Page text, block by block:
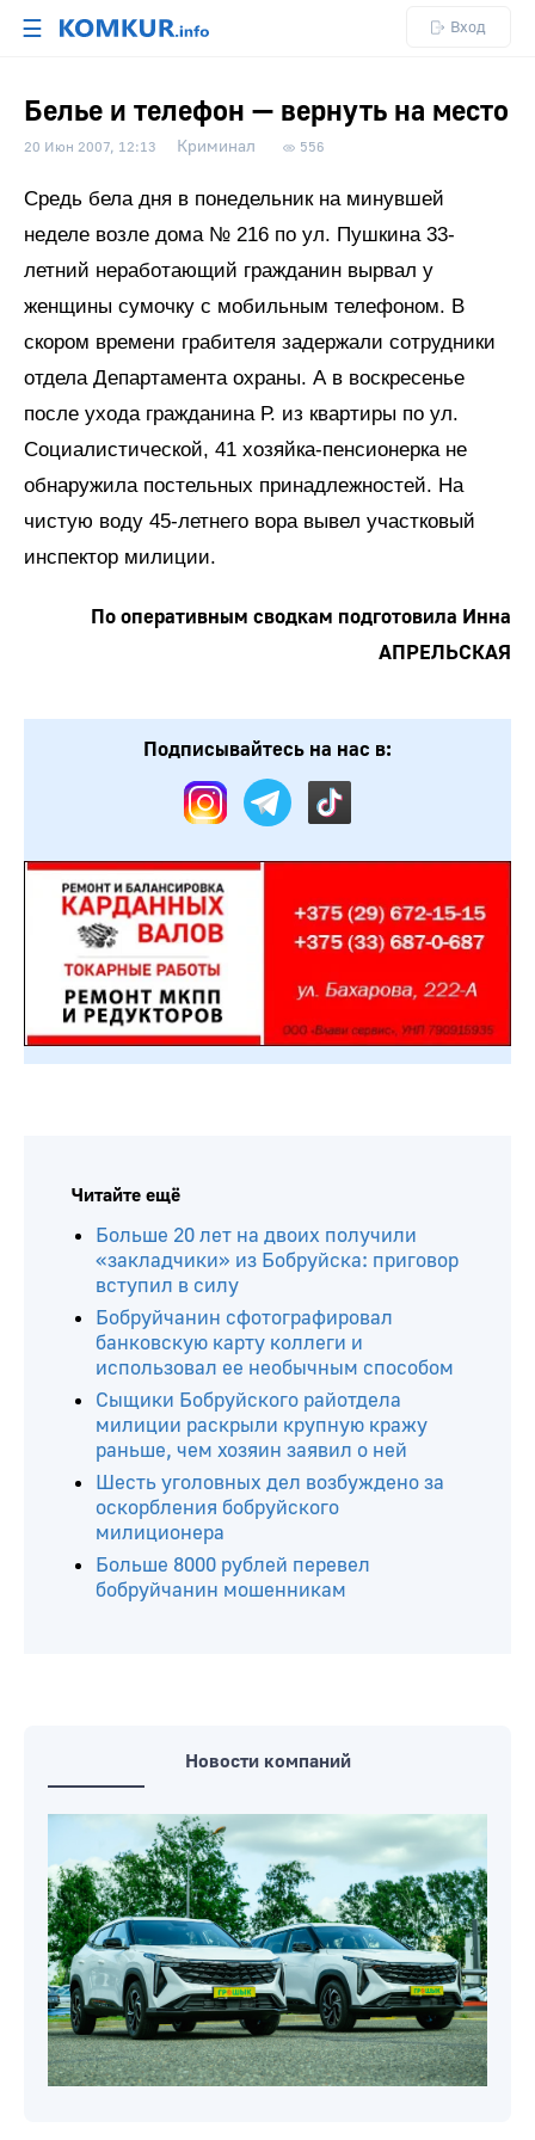
☰ Вход
Белье и телефон — вернуть на место
20 Июн 2007, 12:13 Криминал 556
Средь бела дня в понедельник на минувшей
неделе возле дома № 216 по ул. Пушкина 33-
летний неработающий гражданин вырвал у
женщины сумочку с мобильным телефоном. В
скором времени грабителя задержали сотрудники
отдела Департамента охраны. А в воскресенье
после ухода гражданина Р. из квартиры по ул.
Социалистической, 41 хозяйка-пенсионерка не
обнаружила постельных принадлежностей. На
чистую воду 45-летнего вора вывел участковый
инспектор милиции.
По оперативным сводкам подготовила Инна
АПРЕЛЬСКАЯ
Подписывайтесь на нас в:
Читайте ещё
Больше 20 лет на двоих получили
«закладчики» из Бобруйска: приговор
вступил в силу
Бобруйчанин сфотографировал
банковскую карту коллеги и
использовал ее необычным способом
Сыщики Бобруйского райотдела
милиции раскрыли крупную кражу
раньше, чем хозяин заявил о ней
Шесть уголовных дел возбуждено за
оскорбления бобруйского
милиционера
Больше 8000 рублей перевел
бобруйчанин мошенникам
Новости компаний